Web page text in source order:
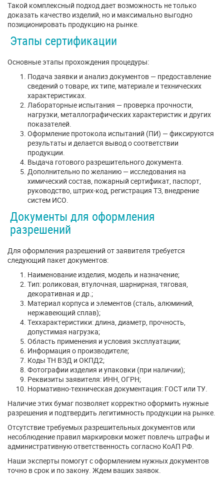
Такой комплексный подход дает возможность не только
доказать качество изделий, но и максимально выгодно
позиционировать продукцию на рынке.
Этапы сертификации
Основные этапы прохождения процедуры:
Подача заявки и анализ документов — предоставление
сведений о товаре, их типе, материале и технических
характеристиках.
Лабораторные испытания — проверка прочности,
нагрузки, металлографических характеристик и других
показателей.
Оформление протокола испытаний (ПИ) — фиксируются
результаты и делается вывод о соответствии
продукции.
Выдача готового разрешительного документа.
Дополнительно по желанию — исследования на
химический состав, пожарный сертификат, паспорт,
руководство, штрих-код, регистрация ТЗ, внедрение
систем ИСО.
Документы для оформления
разрешений
Для оформления разрешений от заявителя требуется
следующий пакет документов:
Наименование изделия, модель и назначение;
Тип: роликовая, втулочная, шарнирная, тяговая,
декоративная и др.;
Материал корпуса и элементов (сталь, алюминий,
нержавеющий сплав);
Теххарактеристики: длина, диаметр, прочность,
допустимая нагрузка;
Область применения и условия эксплуатации;
Информация о производителе;
Коды ТН ВЭД и ОКПД2;
Фотографии изделия и упаковки (при наличии);
Реквизиты заявителя: ИНН, ОГРН;
Нормативно-техническая документация: ГОСТ или ТУ.
Наличие этих бумаг позволяет корректно оформить нужные
разрешения и подтвердить легитимность продукции на рынке.
Отсутствие требуемых разрешительных документов или
несоблюдение правил маркировки может повлечь штрафы и
административную ответственность согласно КоАП РФ.
Наши эксперты помогут с оформлением нужных документов
точно в срок и по закону. Ждем ваших заявок.